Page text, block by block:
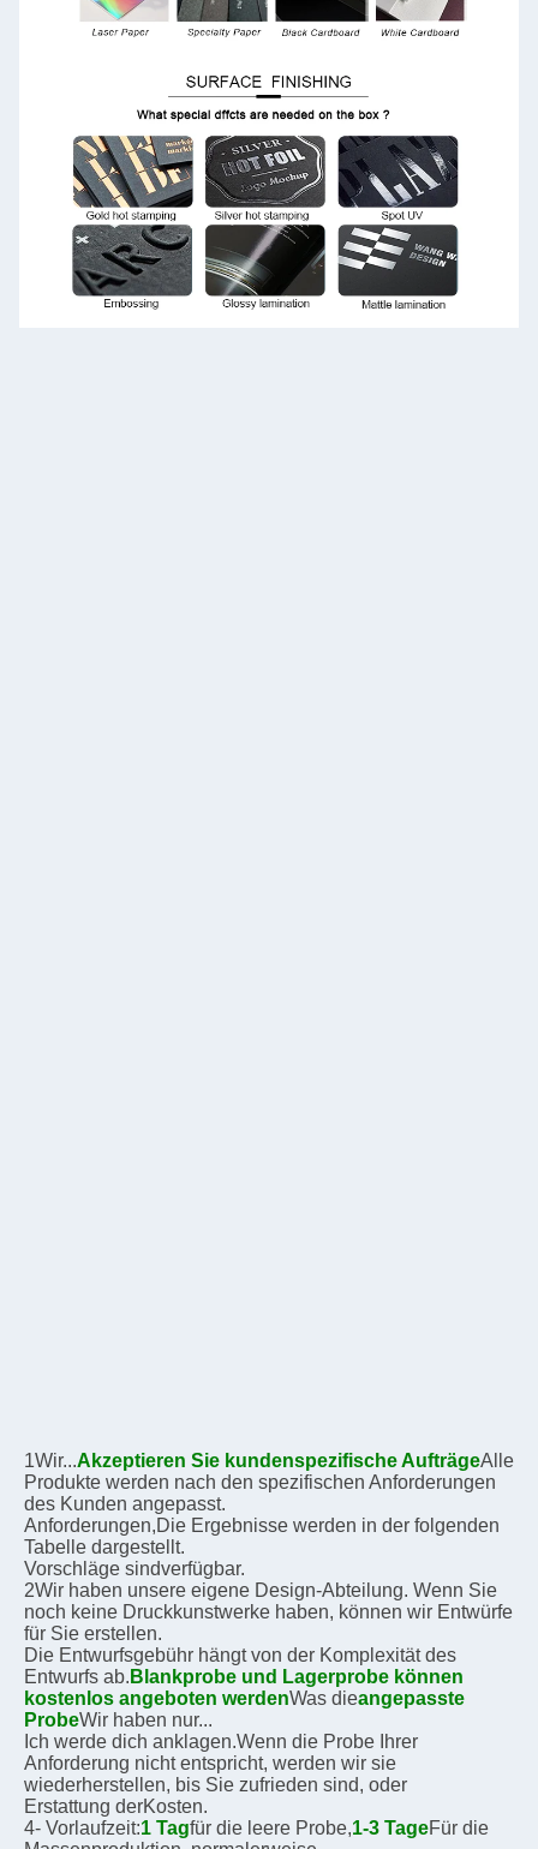
1Wir...Akzeptieren Sie kundenspezifische AufträgeAlle
Produkte werden nach den spezifischen Anforderungen
des Kunden angepasst.
Anforderungen,Die Ergebnisse werden in der folgenden
Tabelle dargestellt.
Vorschläge sindverfügbar.
2Wir haben unsere eigene Design-Abteilung. Wenn Sie
noch keine Druckkunstwerke haben, können wir Entwürfe
für Sie erstellen.
Die Entwurfsgebühr hängt von der Komplexität des
Entwurfs ab. Blankprobe und Lagerprobe können
kostenlos angeboten werdenWas dieangepasste
ProbeWir haben nur...
Ich werde dich anklagen.Wenn die Probe Ihrer
Anforderung nicht entspricht, werden wir sie
wiederherstellen, bis Sie zufrieden sind, oder
Erstattung derKosten.
4- Vorlaufzeit:1 Tagfür die leere Probe,1-3 TageFür die